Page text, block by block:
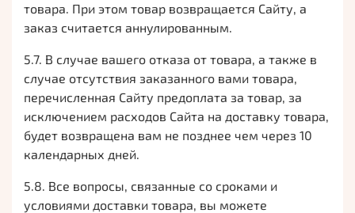
товара. При этом товар возвращается Сайту, а
заказ считается аннулированным.
5.7. В случае вашего отказа от товара, а также в
случае отсутствия заказанного вами товара,
перечисленная Сайту предоплата за товар, за
исключением расходов Сайта на доставку товара,
будет возвращена вам не позднее чем через 10
календарных дней.
5.8. Все вопросы, связанные со сроками и
условиями доставки товара, вы можете